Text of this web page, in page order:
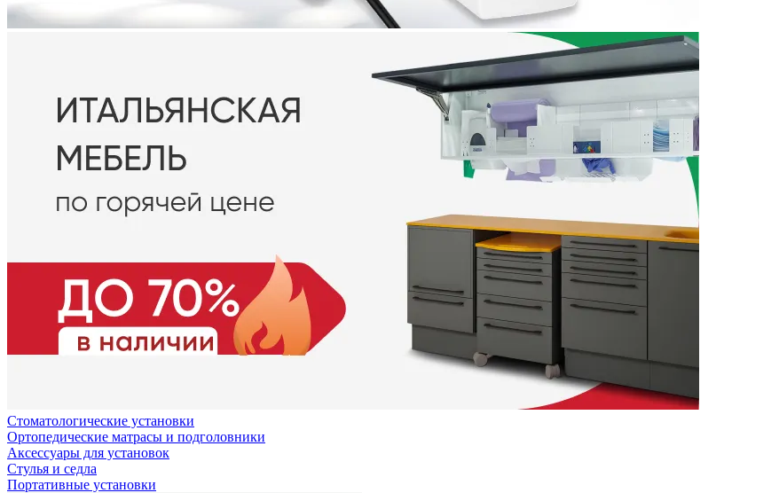
Стоматологические установки
Ортопедические матрасы и подголовники
Аксессуары для установок
Стулья и седла
Портативные установки